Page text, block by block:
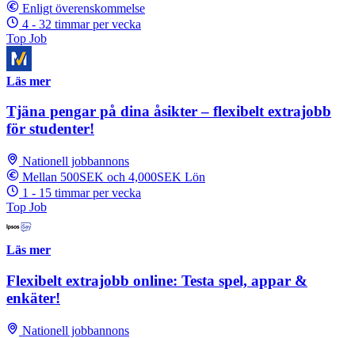
Enligt överenskommelse
4 - 32 timmar per vecka
Top Job
Läs mer
Tjäna pengar på dina åsikter – flexibelt extrajobb
för studenter!
Nationell jobbannons
Mellan 500SEK och 4,000SEK Lön
1 - 15 timmar per vecka
Top Job
Läs mer
Flexibelt extrajobb online: Testa spel, appar &
enkäter!
Nationell jobbannons